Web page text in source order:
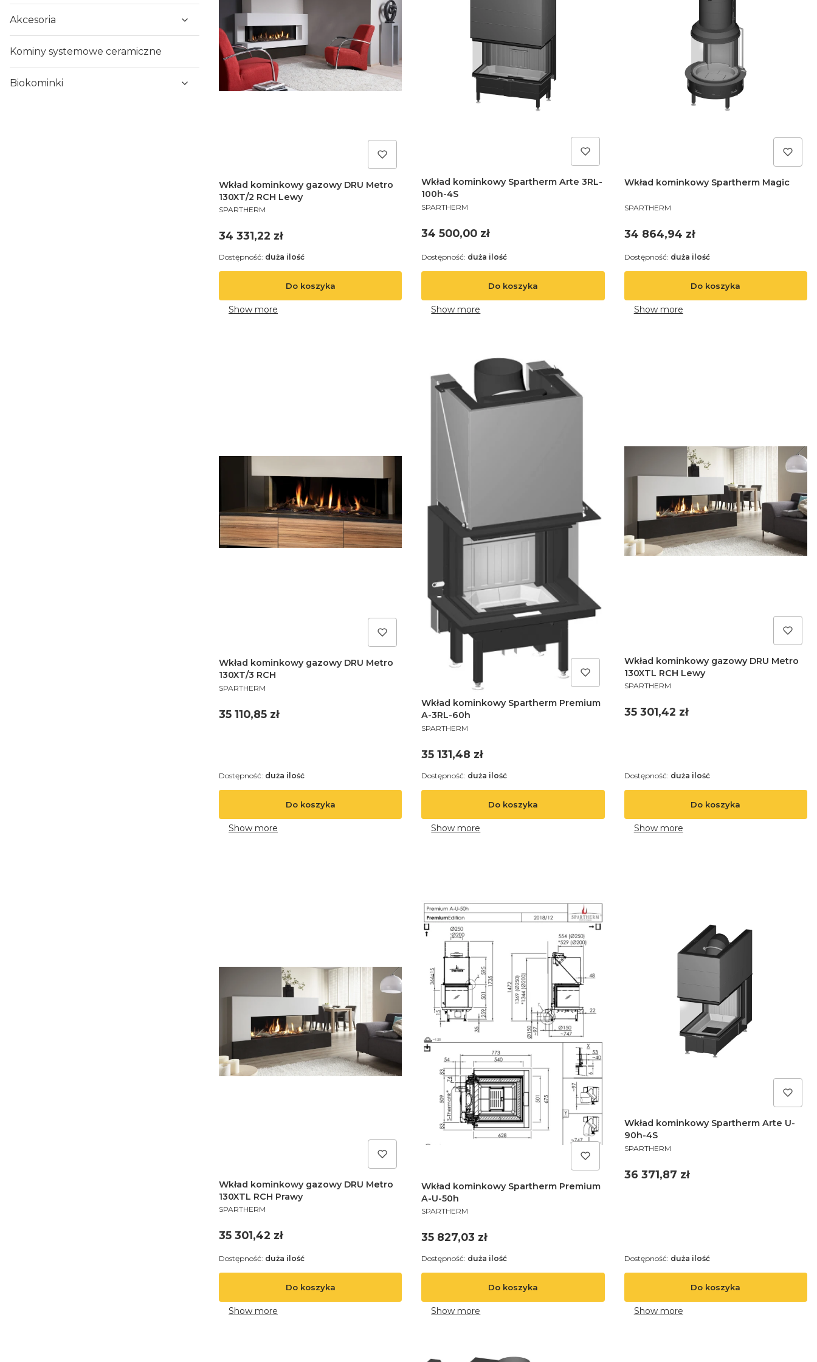
Akcesoria
Kominy systemowe ceramiczne
Biokominki
Wkład kominkowy gazowy DRU Metro
130XT/2 RCH Lewy
PRODUCENT
SPARTHERM
Cena
34 331,22 zł
Do koszyka
Dostępność: duża ilość
Show more
Wkład kominkowy Spartherm Arte 3RL-
100h-4S
PRODUCENT
SPARTHERM
Cena
34 500,00 zł
Do koszyka
Dostępność: duża ilość
Show more
Wkład kominkowy Spartherm Magic
PRODUCENT
SPARTHERM
Cena
34 864,94 zł
Do koszyka
Dostępność: duża ilość
Show more
Wkład kominkowy gazowy DRU Metro
130XT/3 RCH
PRODUCENT
SPARTHERM
Cena
35 110,85 zł
Do koszyka
Dostępność: duża ilość
Show more
Wkład kominkowy Spartherm Premium
A-3RL-60h
PRODUCENT
SPARTHERM
Cena
35 131,48 zł
Do koszyka
Dostępność: duża ilość
Show more
Wkład kominkowy gazowy DRU Metro
130XTL RCH Lewy
PRODUCENT
SPARTHERM
Cena
35 301,42 zł
Do koszyka
Dostępność: duża ilość
Show more
Wkład kominkowy gazowy DRU Metro
130XTL RCH Prawy
PRODUCENT
SPARTHERM
Cena
35 301,42 zł
Do koszyka
Dostępność: duża ilość
Show more
Wkład kominkowy Spartherm Premium
A-U-50h
PRODUCENT
SPARTHERM
Cena
35 827,03 zł
Do koszyka
Dostępność: duża ilość
Show more
Wkład kominkowy Spartherm Arte U-
90h-4S
PRODUCENT
SPARTHERM
Cena
36 371,87 zł
Do koszyka
Dostępność: duża ilość
Show more